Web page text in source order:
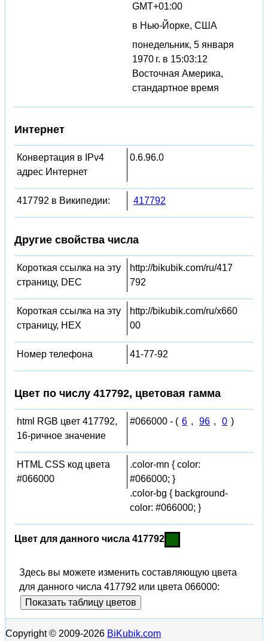
GMT+01:00
в Нью-Йорке, США
понедельник, 5 января
1970 г. в 15:03:12
Восточная Америка,
стандартное время
Интернет
Конвертация в IPv4
адрес Интернет
0.6.96.0
417792 в Википедии: 417792
Другие свойства числа
Короткая ссылка на эту
страницу, DEC
http://bikubik.com/ru/417
792
Короткая ссылка на эту
страницу, HEX
http://bikubik.com/ru/x660
00
Номер телефона 41-77-92
Цвет по числу 417792, цветовая гамма
html RGB цвет 417792,
16-ричное значение
#066000 - ( 6 , 96 , 0 )
HTML CSS код цвета
#066000
.color-mn { color:
#066000; }
.color-bg { background-
color: #066000; }
Цвет для данного числа 417792
Здесь вы можете изменить составляющую цвета
для данного числа 417792 или цвета 066000:
Показать таблицу цветов
Copyright © 2009-2026 BiKubik.com